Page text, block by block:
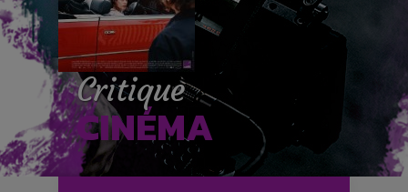
Critique
CINÉMA